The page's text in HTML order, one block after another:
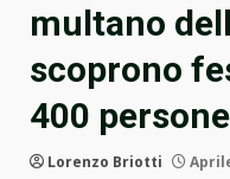
multano
scoprono
400 persone
Lorenzo Briotti